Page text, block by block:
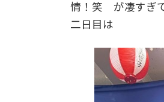
情！笑 が凄すぎ
二日目は